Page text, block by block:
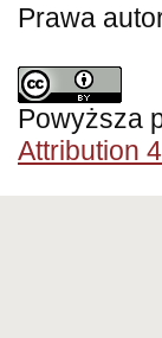
Prawa
Powyższa
Attribution